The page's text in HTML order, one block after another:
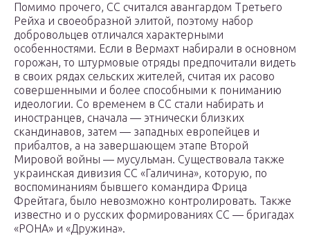
Помимо прочего, СС считался авангардом Третьего
Рейха и своеобразной элитой, поэтому набор
добровольцев отличался характерными
особенностями. Если в Вермахт набирали в основном
горожан, то штурмовые отряды предпочитали видеть
в своих рядах сельских жителей, считая их расово
совершенными и более способными к пониманию
идеологии. Со временем в СС стали набирать и
иностранцев, сначала — этнически близких
скандинавов, затем — западных европейцев и
прибалтов, а на завершающем этапе Второй
Мировой войны — мусульман. Существовала также
украинская дивизия СС «Галичина», которую, по
воспоминаниям бывшего командира Фрица
Фрейтага, было невозможно контролировать. Также
известно и о русских формированиях СС — бригадах
«РОНА» и «Дружина».